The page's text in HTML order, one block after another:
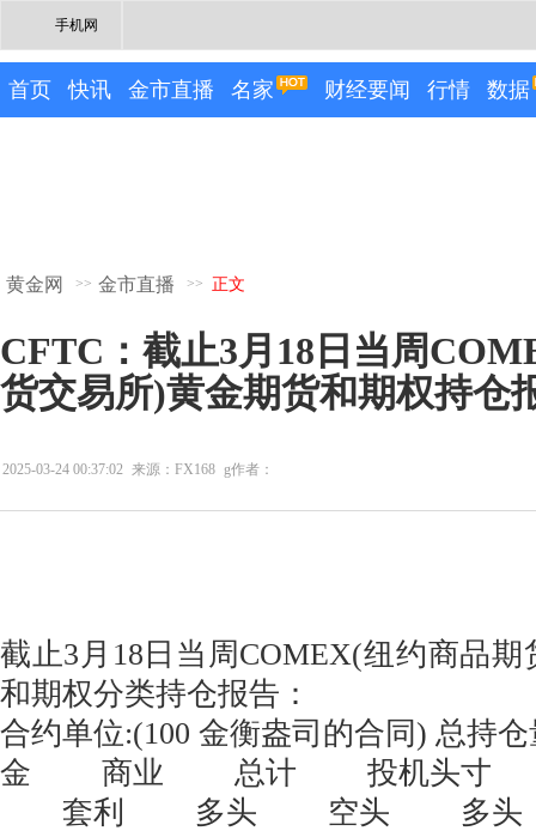
手机网
首页 快讯 金市直播 名家 财经要闻 行情 数据
黄金网 >> 金市直播 >> 正文
CFTC：截止3月18日当周
货交易所)黄金期货和期权持仓
2025-03-24 00:37:02 来源：FX168 g作者：
截止3月18日当周COMEX(纽约商品
和期权分类持仓报告：
合约单位:(100 金衡盎司的合同) 总
金 商业 总计 投机头寸
套利 多头 空头 多